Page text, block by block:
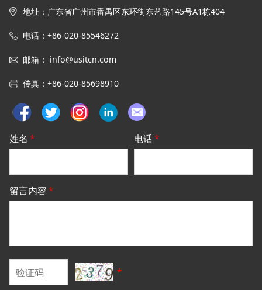
地址 ： 广东省广州市番禺区东环街东艺路145号A1栋404
电话：+86-020-85546272
邮箱： info@usitcn.com
传真： +86-020-85698910
姓名 * 电话*
留言内容*
*